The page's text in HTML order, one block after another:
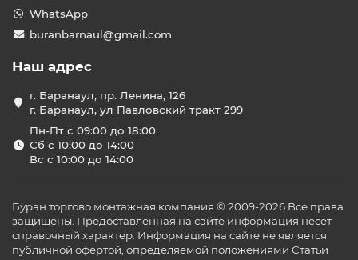
WhatsApp
buranbarnaul@gmail.com
Наш адрес
г. Баранаул, пр. Ленина, 126
г. Баранаул, ул Павловский тракт 299
Пн-Пт с 09:00 до 18:00
Сб с 10:00 до 14:00
Вс с 10:00 до 14:00
Буран торгово монтажная компания © 2009-2026 Все права
защищены. Предоставленная на сайте информация несёт
справочный характер. Информация на сайте не является
публичной офертой, определяемой положениями Статьи